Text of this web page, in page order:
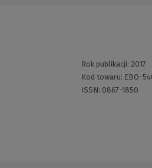
Rok publikacji: 2017
Kod towaru: EBO-
ISSN: 0867-1850